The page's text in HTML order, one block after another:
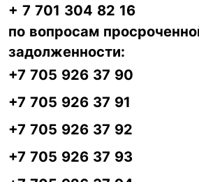
+ 7 701 304 82 16
по вопросам
задолженности:
+7 705 926 37 90
+7 705 926 37 91
+7 705 926 37 92
+7 705 926 37 93